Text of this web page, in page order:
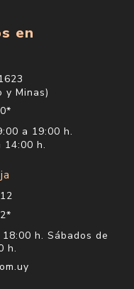
en
y Minas)
a 19:00 h.
14:00 h.
h. Sábados de
h.